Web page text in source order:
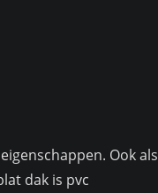
Ook als
dak is pvc